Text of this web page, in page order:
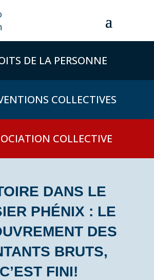
DE LA PERSONNE
COLLECTIVES
COLLECTIVE
DANS LE
PHÉNIX : LE
DES
BRUTS,
C’EST FINI!